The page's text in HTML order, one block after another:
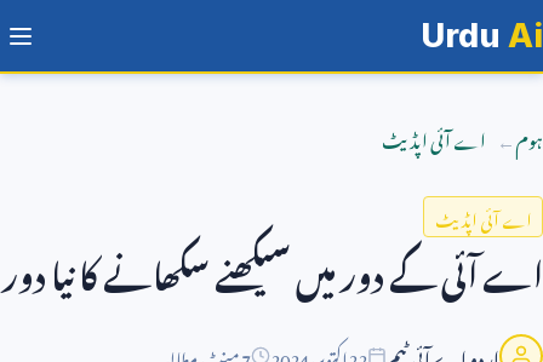
Urdu Ai
ہوم اے آئی اپڈیٹ
اے آئی اپڈیٹ
اے آئی کے دور میں سیکھنے سکھانے کا نیا دور